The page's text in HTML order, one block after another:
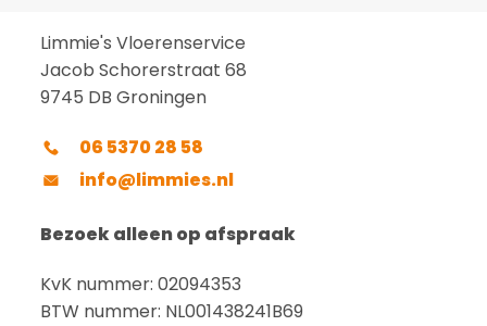
Limmie's Vloerenservice
Jacob Schorerstraat 68
9745 DB Groningen
06 5370 28 58
info@limmies.nl
Bezoek alleen op afspraak
KvK nummer: 02094353
BTW nummer: NL001438241B69